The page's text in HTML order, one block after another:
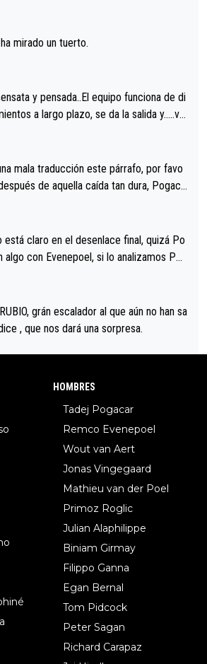
mirado un tuerto.
y pensada..El equipo funciona de di
a largo plazo, se da la salida y…..ve
da pena vivir estos momentos tan
mala traducción este párrafo, por favo
de aquella caída tan dura, Pogaca
su rueda. Parecía increíble la forma en l
el miedo", recordó."
está claro en el desenlace final, quizá Po
algo con Evenepoel, si lo analizamos Poj
el saludo con Evenepoel dándose la
muy fraternal, más allá de los típicos toqu
saludaba a Vingegard. Ahí hubo una in
grán escalador al que aún no han sa
dirigir.Algo me dice , que nos dará una sorpresa.
HOMBRES
Tadej Pogacar
Remco Evenepoel
Wout van Aert
Jonas Vingegaard
Mathieu van der Poel
Primoz Roglic
Julian Alaphilippe
Biniam Girmay
Filippo Ganna
Egan Bernal
Tom Pidcock
Peter Sagan
Richard Carapaz